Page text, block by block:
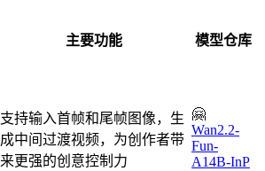
主要功能 模型仓库
支持输入首帧和尾帧图像，生
成中间过渡视频，为创作者带
来更强的创意控制力
🤗
Wan2.2-
Fun-
A14B-InP